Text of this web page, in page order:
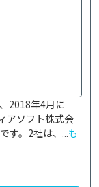
2018年4月に
アソフト株式会
す。2社は、...も